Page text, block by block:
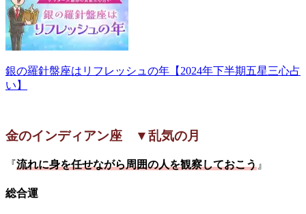
銀の羅針盤座はリフレッシュの年【2024年下半期五星三心占
い】
金のインディアン座 ▼乱気の月
『流れに身を任せながら周囲の人を観察しておこう 』
総合運